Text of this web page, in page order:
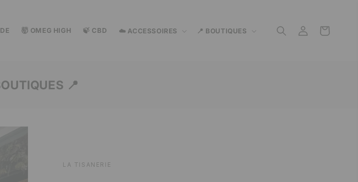
🤯 OMEG HIGH 🍃 CBD ☁️ ACCESSOIRES 📍 BOUTIQUES ConnexionPanier
📍
LA TISANERIE